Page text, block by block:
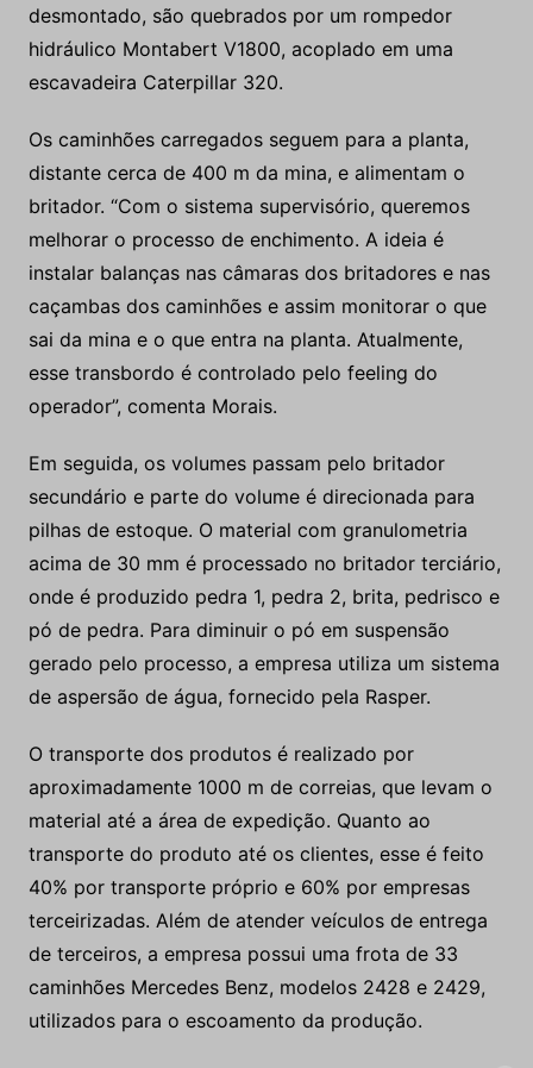
desmontado, são quebrados por um rompedor
hidráulico Montabert V1800, acoplado em uma
escavadeira Caterpillar 320.
Os caminhões carregados seguem para a planta,
distante cerca de 400 m da mina, e alimentam o
britador. “Com o sistema supervisório, queremos
melhorar o processo de enchimento. A ideia é
instalar balanças nas câmaras dos britadores e nas
caçambas dos caminhões e assim monitorar o que
sai da mina e o que entra na planta. Atualmente,
esse transbordo é controlado pelo feeling do
operador”, comenta Morais.
Em seguida, os volumes passam pelo britador
secundário e parte do volume é direcionada para
pilhas de estoque. O material com granulometria
acima de 30 mm é processado no britador terciário,
onde é produzido pedra 1, pedra 2, brita, pedrisco e
pó de pedra. Para diminuir o pó em suspensão
gerado pelo processo, a empresa utiliza um sistema
de aspersão de água, fornecido pela Rasper.
O transporte dos produtos é realizado por
aproximadamente 1000 m de correias, que levam o
material até a área de expedição. Quanto ao
transporte do produto até os clientes, esse é feito
40% por transporte próprio e 60% por empresas
terceirizadas. Além de atender veículos de entrega
de terceiros, a empresa possui uma frota de 33
caminhões Mercedes Benz, modelos 2428 e 2429,
utilizados para o escoamento da produção.